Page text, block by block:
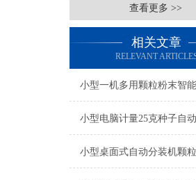
查看更多 >>
相关文章
RELEVANT